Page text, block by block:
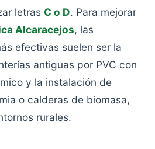
letras C o D. Para mejorar
Alcaracejos, las
efectivas suelen ser la
antiguas por PVC con
y la instalación de
o calderas de biomasa,
rurales.